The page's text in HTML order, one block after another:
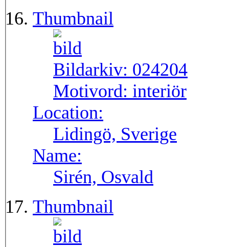
Thumbnail
Bildarkiv: 024204
Motivord: interiör
Location:
Lidingö, Sverige
Name:
Sirén, Osvald
Thumbnail